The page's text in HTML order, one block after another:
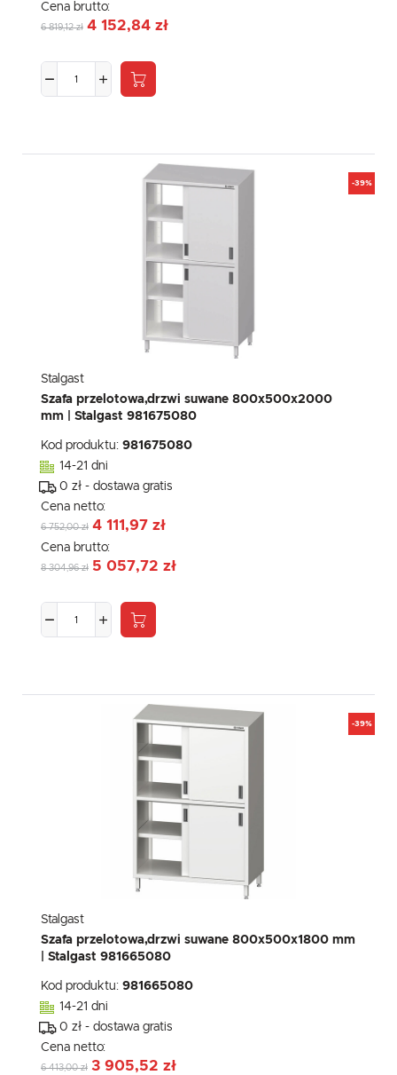
Cena brutto:
6 819,12 zł 4 152,84 zł
-39%
Stalgast
Szafa przelotowa,drzwi suwane 800x500x2000
mm | Stalgast 981675080
Kod produktu: 981675080
14-21 dni
0 zł - dostawa gratis
Cena netto:
6 752,00 zł 4 111,97 zł
Cena brutto:
8 304,96 zł 5 057,72 zł
-39%
Stalgast
Szafa przelotowa,drzwi suwane 800x500x1800 mm
| Stalgast 981665080
Kod produktu: 981665080
14-21 dni
0 zł - dostawa gratis
Cena netto:
6 413,00 zł 3 905,52 zł